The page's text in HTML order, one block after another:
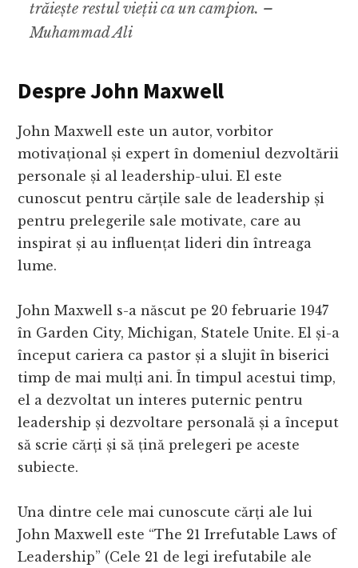
trăiește restul vieții ca un campion. –
Muhammad Ali
Despre John Maxwell
John Maxwell este un autor, vorbitor
motivațional și expert în domeniul dezvoltării
personale și al leadership-ului. El este
cunoscut pentru cărțile sale de leadership și
pentru prelegerile sale motivate, care au
inspirat și au influențat lideri din întreaga
lume.
John Maxwell s-a născut pe 20 februarie 1947
în Garden City, Michigan, Statele Unite. El și-a
început cariera ca pastor și a slujit în biserici
timp de mai mulți ani. În timpul acestui timp,
el a dezvoltat un interes puternic pentru
leadership și dezvoltare personală și a început
să scrie cărți și să țină prelegeri pe aceste
subiecte.
Una dintre cele mai cunoscute cărți ale lui
John Maxwell este “The 21 Irrefutable Laws of
Leadership” (Cele 21 de legi irefutabile ale